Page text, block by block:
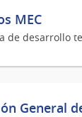
MEC
de desarrollo
General